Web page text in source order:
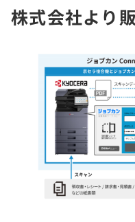
株式会社より